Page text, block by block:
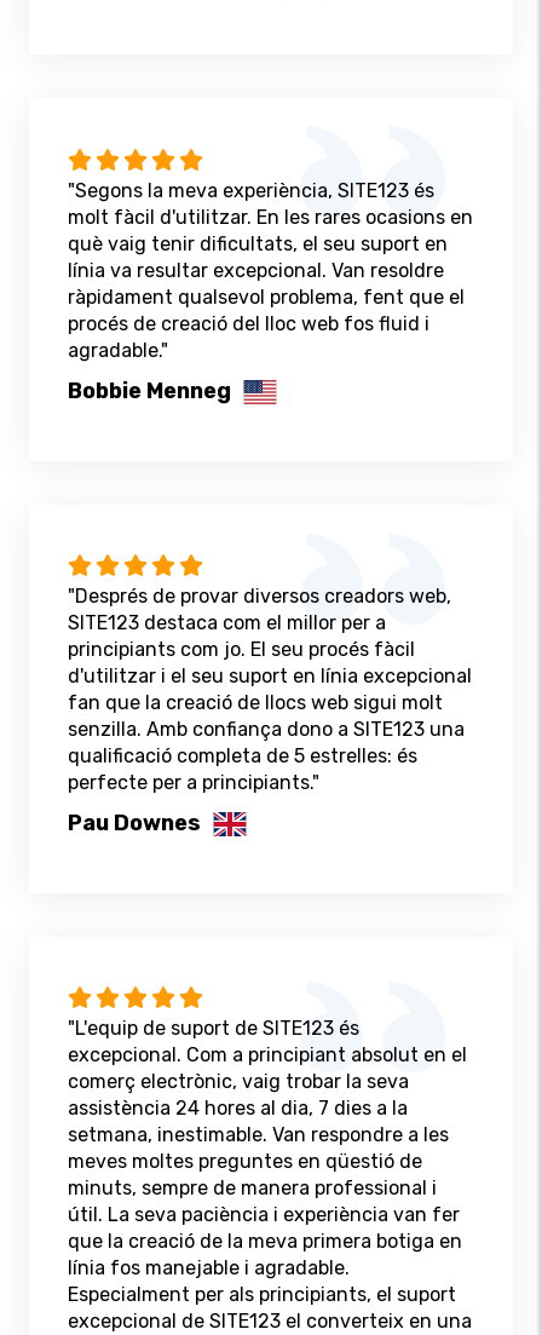
"Segons la meva experiència, SITE123 és
molt fàcil d'utilitzar. En les rares ocasions en
què vaig tenir dificultats, el seu suport en
línia va resultar excepcional. Van resoldre
ràpidament qualsevol problema, fent que el
procés de creació del lloc web fos fluid i
agradable."
Bobbie Menneg
"Després de provar diversos creadors web,
SITE123 destaca com el millor per a
principiants com jo. El seu procés fàcil
d'utilitzar i el seu suport en línia excepcional
fan que la creació de llocs web sigui molt
senzilla. Amb confiança dono a SITE123 una
qualificació completa de 5 estrelles: és
perfecte per a principiants."
Pau Downes
"L'equip de suport de SITE123 és
excepcional. Com a principiant absolut en el
comerç electrònic, vaig trobar la seva
assistència 24 hores al dia, 7 dies a la
setmana, inestimable. Van respondre a les
meves moltes preguntes en qüestió de
minuts, sempre de manera professional i
útil. La seva paciència i experiència van fer
que la creació de la meva primera botiga en
línia fos manejable i agradable.
Especialment per als principiants, el suport
excepcional de SITE123 el converteix en una